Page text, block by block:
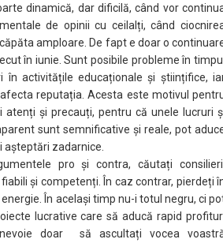
dinamică, dar dificilă, când vor
de opinii cu ceilalți, când
amploare. De fapt e doar o
în iunie. Sunt posibile probleme în
în activitățile educaționale și științifice,
reputația. Acesta este motivul
atenți și precauți, pentru că unele lucruri
sunt semnificative și reale, pot
zadarnice.
pro și contra, căutați
și competenți. În caz contrar, pierdeți
În același timp nu-i totul negru, ci
lucrative care să aducă rapid
nevoie doar să ascultați vocea